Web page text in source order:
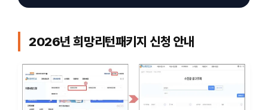
2026년 희망리턴패키지 신청 안내